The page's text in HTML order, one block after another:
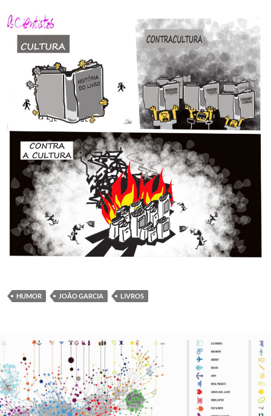
HUMOR JOÃO GARCIA LIVROS